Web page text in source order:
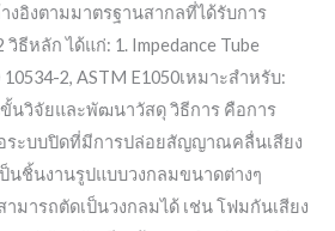
งอิงตามมาตรฐานสากลที่ได้รับการ
ธีหลัก ได้แก่: 1. Impedance Tube
2, ASTM E1050เหมาะสำหรับ:
นวิจัยและพัฒนาวัสดุ วิธีการ คือการ
ระบบปิดที่มีการปล่อยสัญญาณคลื่นเสียง
นชิ้นงานรูปแบบวงกลมขนาดต่างๆ
มารถตัดเป็นวงกลมได้ เช่น โฟมกันเสียง